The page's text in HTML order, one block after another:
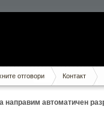
отговори Контакт
направим автоматичен